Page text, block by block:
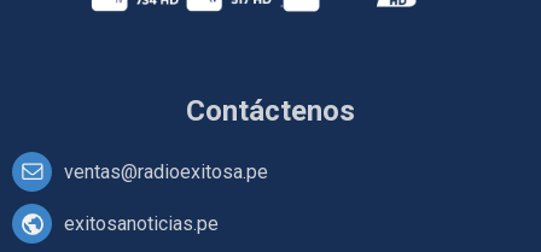
Contáctenos
ventas@radioexitosa.pe
exitosanoticias.pe